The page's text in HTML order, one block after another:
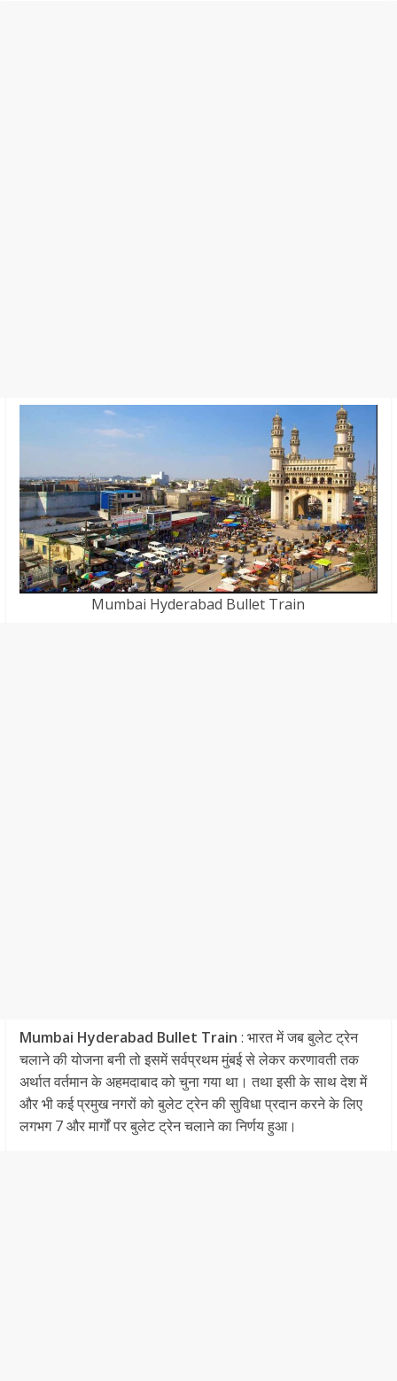
Mumbai Hyderabad Bullet Train
Mumbai Hyderabad Bullet Train : भारत में जब बुलेट ट्रेन
चलाने की योजना बनी तो इसमें सर्वप्रथम मुंबई से लेकर करणावती तक
अर्थात वर्तमान के अहमदाबाद को चुना गया था। तथा इसी के साथ देश में
और भी कई प्रमुख नगरों को बुलेट ट्रेन की सुविधा प्रदान करने के लिए
लगभग 7 और मार्गों पर बुलेट ट्रेन चलाने का निर्णय हुआ।